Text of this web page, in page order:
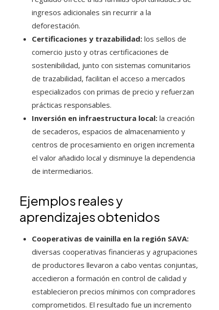
ingresos adicionales sin recurrir a la
deforestación.
Certificaciones y trazabilidad: los sellos de
comercio justo y otras certificaciones de
sostenibilidad, junto con sistemas comunitarios
de trazabilidad, facilitan el acceso a mercados
especializados con primas de precio y refuerzan
prácticas responsables.
Inversión en infraestructura local: la creación
de secaderos, espacios de almacenamiento y
centros de procesamiento en origen incrementa
el valor añadido local y disminuye la dependencia
de intermediarios.
Ejemplos reales y
aprendizajes obtenidos
Cooperativas de vainilla en la región SAVA:
diversas cooperativas financieras y agrupaciones
de productores llevaron a cabo ventas conjuntas,
accedieron a formación en control de calidad y
establecieron precios mínimos con compradores
comprometidos. El resultado fue un incremento